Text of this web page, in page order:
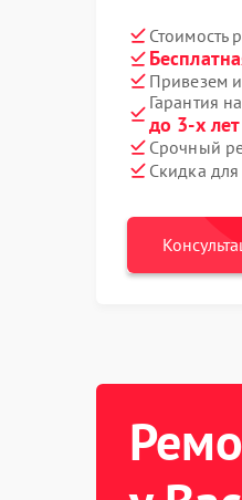
Стоимость
Привезем
Гарантия
до 3-х лет
Срочный
Скидка